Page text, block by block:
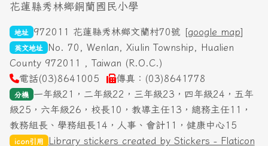
頁尾區域內容
花蓮縣秀林鄉銅蘭國民小學
地址 972011 花蓮縣秀林鄉文蘭村70號 [google map]
英文地址
No. 70, Wenlan, Xiulin Township, Hualien
County 972011 , Taiwan (R.O.C.)
電話(03)8641005
傳真：(03)8641778
分機
一年級21，二年級22，三年級23，四年級24，五年
級25，六年級26，校長10，教導主任13，總務主任11，
教務組長、學務組長14，人事、會計11，健康中心15
icon引用 Library stickers created by Stickers - Flaticon